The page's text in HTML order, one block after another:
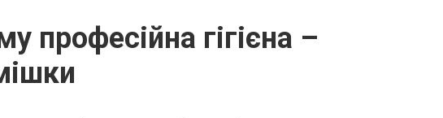
професійна гігієна –